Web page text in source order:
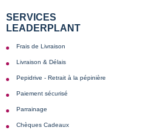
SERVICES
LEADERPLANT
Frais de Livraison
Livraison & Délais
Pepidrive - Retrait à la pépinière
Paiement sécurisé
Parrainage
Chèques Cadeaux